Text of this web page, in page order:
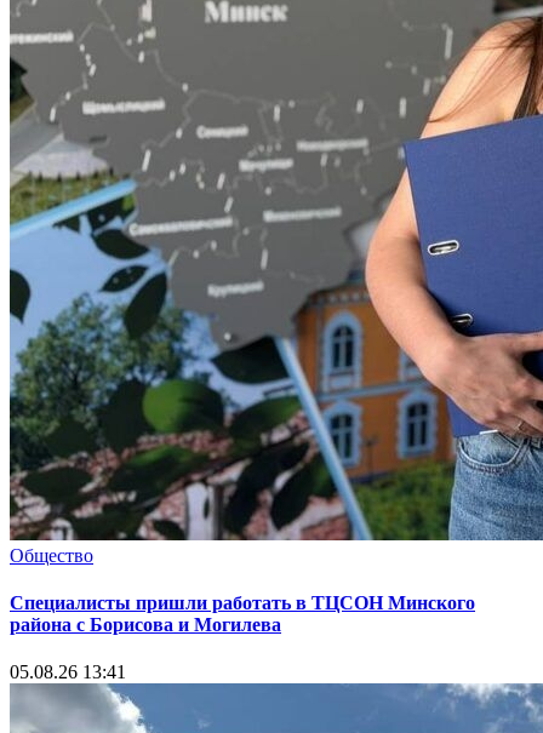
Общество
Специалисты пришли работать в ТЦСОН Минского
района с Борисова и Могилева
05.08.26 13:41